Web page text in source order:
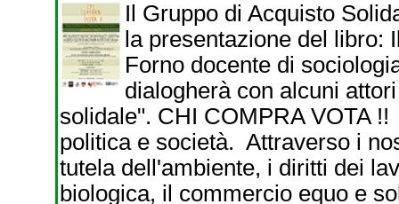
Il Gruppo di Acquisto
la presentazione del libro:
Forno docente di
dialogherà con alcuni
solidale". CHI COMPRA VOTA
politica e società. Attraverso i
tutela dell'ambiente, i diritti dei
biologica, il commercio equo e